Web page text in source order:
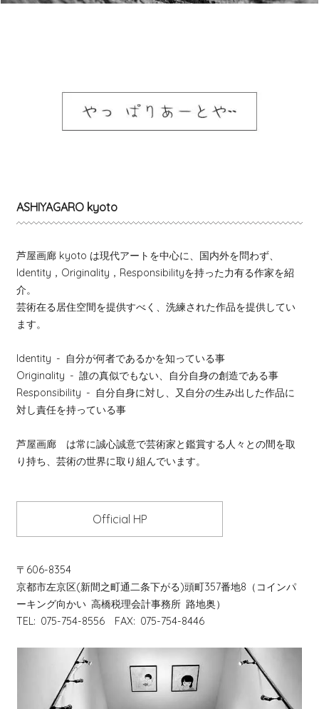
ASHIYAGARO kyoto
芦屋画廊 kyoto は現代アートを中心に、国内外を問わず、
Identity，Originality，Responsibilityを持った力有る作家を紹
介。
芸術在る居住空間を提供すべく、洗練された作品を提供してい
ます。
Identity - 自分が何者であるかを知っている事
Originality - 誰の真似でもない、自分自身の創造である事
Responsibility - 自分自身に対し、又自分の生み出した作品に
対し責任を持っている事
芦屋画廊 は常に誠心誠意で芸術家と鑑賞する人々との間を取
り持ち、芸術の世界に取り組んでいます。
Official HP
〒606-8354
京都市左京区(新間之町通二条下がる)頭町357番地8（コインパ
ーキング向かい 高橋税理会計事務所 路地奥）
TEL: 075-754-8556 FAX: 075-754-8446